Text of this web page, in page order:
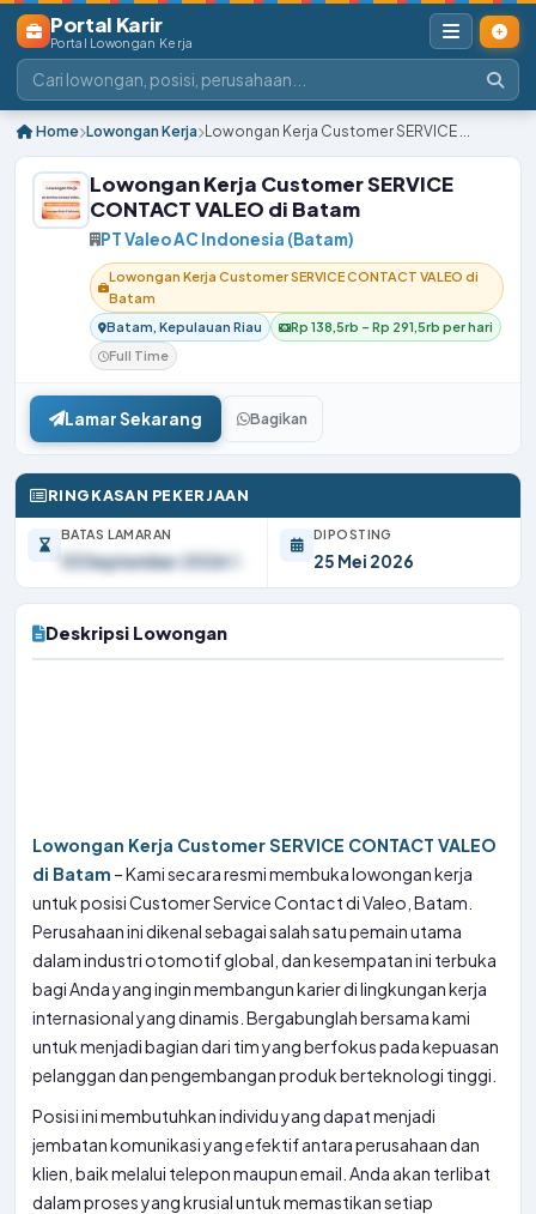
Portal Karir
Portal Lowongan Kerja
Home Lowongan Kerja Lowongan Kerja Customer SERVICE ...
Lowongan Kerja Customer SERVICE
CONTACT VALEO di Batam
PT Valeo AC Indonesia (Batam)
Lowongan Kerja Customer SERVICE CONTACT VALEO di
Batam
Batam, Kepulauan Riau
Rp 138,5rb – Rp 291,5rb per hari
Full Time
Lamar Sekarang Bagikan
RINGKASAN PEKERJAAN
BATAS LAMARAN
03 September 2026
DIPOSTING
25 Mei 2026
Deskripsi Lowongan
Lowongan Kerja Customer SERVICE CONTACT VALEO
di Batam – Kami secara resmi membuka lowongan kerja
untuk posisi Customer Service Contact di Valeo, Batam.
Perusahaan ini dikenal sebagai salah satu pemain utama
dalam industri otomotif global, dan kesempatan ini terbuka
bagi Anda yang ingin membangun karier di lingkungan kerja
internasional yang dinamis. Bergabunglah bersama kami
untuk menjadi bagian dari tim yang berfokus pada kepuasan
pelanggan dan pengembangan produk berteknologi tinggi.
Posisi ini membutuhkan individu yang dapat menjadi
jembatan komunikasi yang efektif antara perusahaan dan
klien, baik melalui telepon maupun email. Anda akan terlibat
dalam proses yang krusial untuk memastikan setiap